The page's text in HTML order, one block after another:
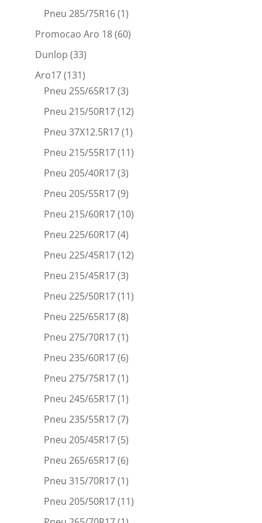
Pneu 285/75R16(1)
Promocao Aro 18(60)
Dunlop (33)
Aro17(131)
Pneu 255/65R17(3)
Pneu 215/50R17(12)
Pneu 37X12.5R17(1)
Pneu 215/55R17(11)
Pneu 205/40R17(3)
Pneu 205/55R17(9)
Pneu 215/60R17(10)
Pneu 225/60R17(4)
Pneu 225/45R17(12)
Pneu 215/45R17(3)
Pneu 225/50R17(11)
Pneu 225/65R17(8)
Pneu 275/70R17(1)
Pneu 235/60R17(6)
Pneu 275/75R17(1)
Pneu 245/65R17(1)
Pneu 235/55R17(7)
Pneu 205/45R17(5)
Pneu 265/65R17(6)
Pneu 315/70R17(1)
Pneu 205/50R17(11)